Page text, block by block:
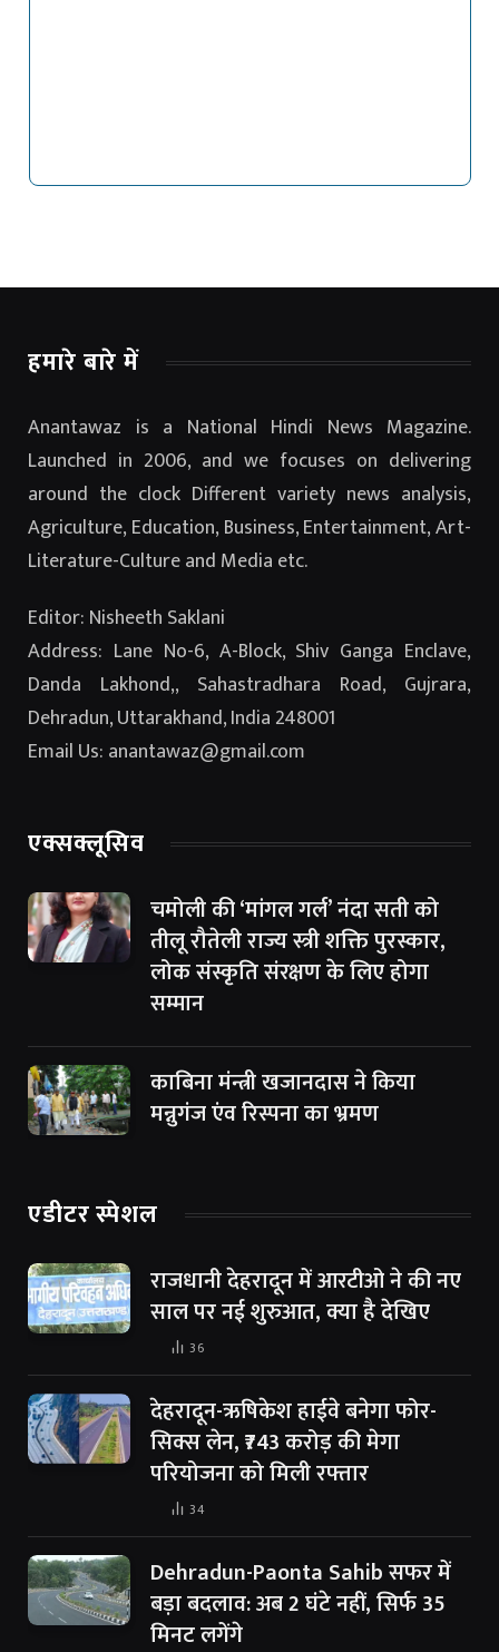
हमारे बारे में
Anantawaz is a National Hindi News Magazine.
Launched in 2006, and we focuses on delivering
around the clock Different variety news analysis,
Agriculture, Education, Business, Entertainment, Art-
Literature-Culture and Media etc.
Editor: Nisheeth Saklani
Address: Lane No-6, A-Block, Shiv Ganga Enclave,
Danda Lakhond,, Sahastradhara Road, Gujrara,
Dehradun, Uttarakhand, India 248001
Email Us: anantawaz@gmail.com
एक्सक्लूसिव
चमोली की ‘मांगल गर्ल’ नंदा सती को
तीलू रौतेली राज्य स्त्री शक्ति पुरस्कार,
लोक संस्कृति संरक्षण के लिए होगा
सम्मान
काबिना मंन्त्री खजानदास ने किया
मन्नुगंज एंव रिस्पना का भ्रमण
एडीटर स्पेशल
राजधानी देहरादून में आरटीओ ने की नए
साल पर नई शुरुआत, क्या है देखिए
36
देहरादून-ऋषिकेश हाईवे बनेगा फोर-
सिक्स लेन, ₹743 करोड़ की मेगा
परियोजना को मिली रफ्तार
34
Dehradun-Paonta Sahib सफर में
बड़ा बदलाव: अब 2 घंटे नहीं, सिर्फ 35
मिनट लगेंगे